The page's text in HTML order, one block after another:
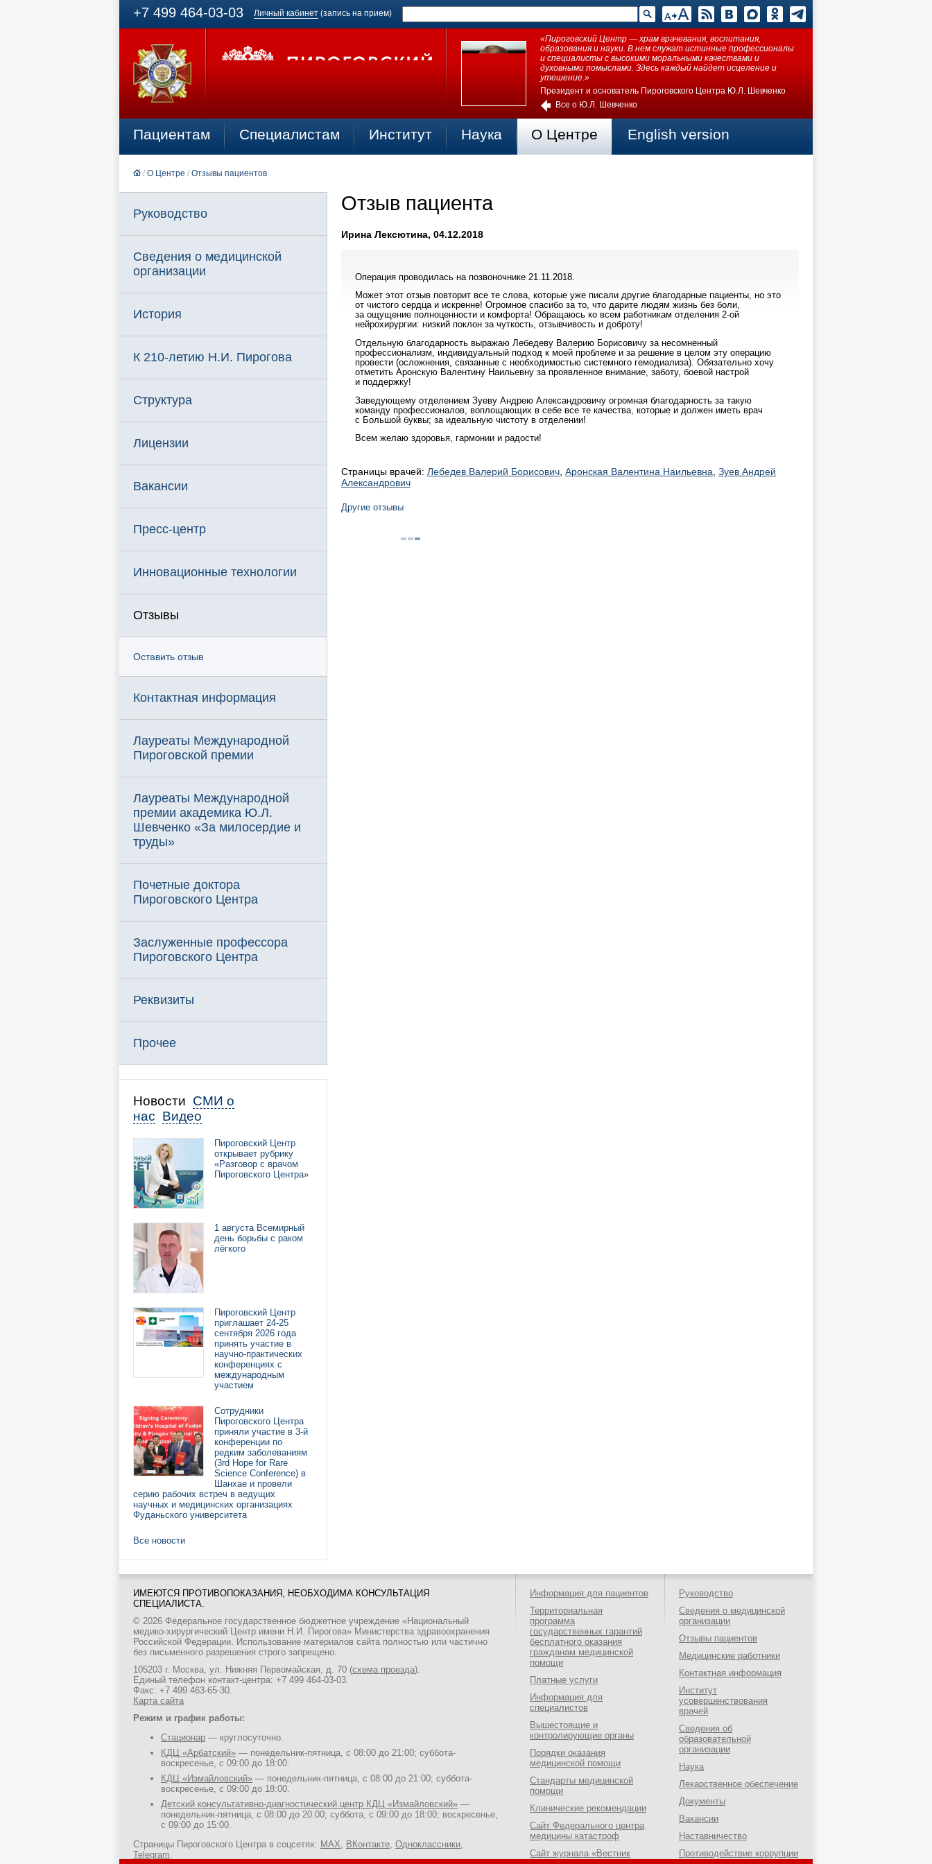
+7 499 464-03-03 Личный кабинет (запись на прием)
«Пироговский Центр — храм врачевания, воспитания,
образования и науки. В нем служат истинные профессионалы
и специалисты с высокими моральными качествами и
духовными помыслами. Здесь каждый найдет исцеление и
утешение.»
Президент и основатель Пироговского Центра Ю.Л. Шевченко
Все о Ю.Л. Шевченко
Пациентам Специалистам Институт Наука О Центре English version
/ О Центре / Отзывы пациентов
Руководство
Сведения о медицинской
организации
История
К 210-летию Н.И. Пирогова
Структура
Лицензии
Вакансии
Пресс-центр
Инновационные технологии
Отзывы
Оставить отзыв
Контактная информация
Лауреаты Международной
Пироговской премии
Лауреаты Международной
премии академика Ю.Л.
Шевченко «За милосердие и
труды»
Почетные доктора
Пироговского Центра
Заслуженные профессора
Пироговского Центра
Реквизиты
Прочее
Новости СМИ о
нас Видео
Пироговский Центр
открывает рубрику
«Разговор с врачом
Пироговского Центра»
1 августа Всемирный
день борьбы с раком
лёгкого
Пироговский Центр
приглашает 24-25
сентября 2026 года
принять участие в
научно-практических
конференциях с
международным
участием
Сотрудники
Пироговского Центра
приняли участие в 3-й
конференции по
редким заболеваниям
(3rd Hope for Rare
Science Conference) в
Шанхае и провели
серию рабочих встреч в ведущих
научных и медицинских организациях
Фуданьского университета
Все новости
Отзыв пациента
Ирина Лексютина, 04.12.2018
Операция проводилась на позвоночнике 21.11.2018.
Может этот отзыв повторит все те слова, которые уже писали другие благодарные пациенты, но это
от чистого сердца и искренне! Огромное спасибо за то, что дарите людям жизнь без боли,
за ощущение полноценности и комфорта! Обращаюсь ко всем работникам отделения 2-ой
нейрохирургии: низкий поклон за чуткость, отзывчивость и доброту!
Отдельную благодарность выражаю Лебедеву Валерию Борисовичу за несомненный
профессионализм, индивидуальный подход к моей проблеме и за решение в целом эту операцию
провести (осложнения, связанные с необходимостью системного гемодиализа). Обязательно хочу
отметить Аронскую Валентину Наильевну за проявленное внимание, заботу, боевой настрой
и поддержку!
Заведующему отделением Зуеву Андрею Александровичу огромная благодарность за такую
команду профессионалов, воплощающих в себе все те качества, которые и должен иметь врач
с Большой буквы; за идеальную чистоту в отделении!
Всем желаю здоровья, гармонии и радости!
Страницы врачей: Лебедев Валерий Борисович Аронская Валентина Наильевна Зуев Андрей
Александрович
Другие отзывы
ИМЕЮТСЯ ПРОТИВОПОКАЗАНИЯ, НЕОБХОДИМА КОНСУЛЬТАЦИЯ
СПЕЦИАЛИСТА.
© 2026 Федеральное государственное бюджетное учреждение «Национальный
медико-хирургический Центр имени Н.И. Пирогова» Министерства здравоохранения
Российской Федерации. Использование материалов сайта полностью или частично
без письменного разрешения строго запрещено.
105203 г. Москва, ул. Нижняя Первомайская, д. 70 (схема проезда).
Единый телефон контакт-центра: +7 499 464-03-03.
Факс: +7 499 463-65-30.
Карта сайта
Режим и график работы:
Стационар — круглосуточно.
КДЦ «Арбатский» — понедельник-пятница, с 08:00 до 21:00; суббота-
воскресенье, с 09:00 до 18:00.
КДЦ «Измайловский» — понедельник-пятница, с 08:00 до 21:00; суббота-
воскресенье, с 09:00 до 18:00.
Детский консультативно-диагностический центр КДЦ «Измайловский» —
понедельник-пятница, с 08:00 до 20:00; суббота, с 09:00 до 18:00; воскресенье,
с 09:00 до 15:00.
Страницы Пироговского Центра в соцсетях: MAX ВКонтакте Одноклассники
Telegram
Информация для пациентов
Территориальная
программа
государственных гарантий
бесплатного оказания
гражданам медицинской
помощи
Платные услуги
Информация для
специалистов
Вышестоящие и
контролирующие органы
Порядки оказания
медицинской помощи
Стандарты медицинской
помощи
Клинические рекомендации
Сайт Федерального центра
медицины катастроф
Сайт журнала «Вестник
Руководство
Сведения о медицинской
организации
Отзывы пациентов
Медицинские работники
Контактная информация
Институт
усовершенствования
врачей
Сведения об
образовательной
организации
Наука
Лекарственное обеспечение
Документы
Вакансии
Наставничество
Противодействие коррупции